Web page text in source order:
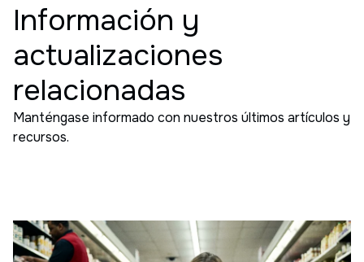
Información y
actualizaciones
relacionadas
Manténgase informado con nuestros últimos artículos y
recursos.